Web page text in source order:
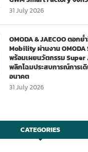
31 July 2026
OMODA & JAECOO ตอก
Mobility ผ่านงาน OMODA
พร้อมเผยนวัตกรรม Super
พลิกโฉมประสบการณ์การเ
อนาคต
31 July 2026
CATEGORIES